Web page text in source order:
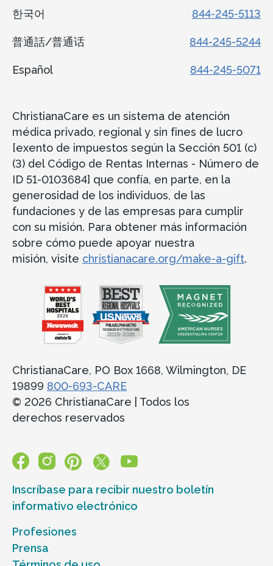
한국어 844-245-5113
普通話/普通话 844-245-5244
Español 844-245-5071
ChristianaCare es un sistema de atención
médica privado, regional y sin fines de lucro
[exento de impuestos según la Sección 501 (c)
(3) del Código de Rentas Internas - Número de
ID 51-0103684] que confía, en parte, en la
generosidad de los individuos, de las
fundaciones y de las empresas para cumplir
con su misión. Para obtener más información
sobre cómo puede apoyar nuestra
misión, visite christianacare.org/make-a-gift.
ChristianaCare, PO Box 1668, Wilmington, DE
19899 800-693-CARE
© 2026 ChristianaCare | Todos los
derechos reservados
Inscríbase para recibir nuestro boletín
informativo electrónico
Profesiones
Prensa